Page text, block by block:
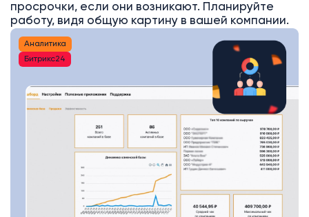
просрочки, если они возникают. Планируйте
работу, видя общую картину в вашей компании.
Аналитика
Битрикс24